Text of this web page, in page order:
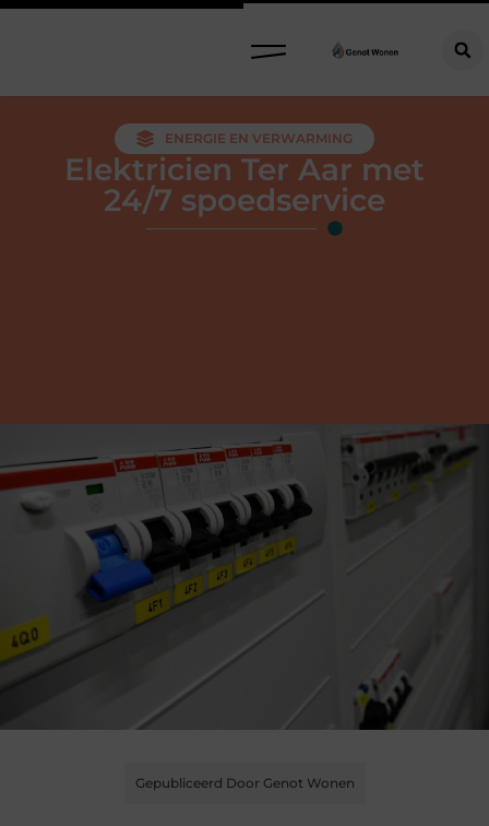
ENERGIE EN VERWARMING
Elektricien Ter Aar met
24/7 spoedservice
Gepubliceerd Door Genot Wonen